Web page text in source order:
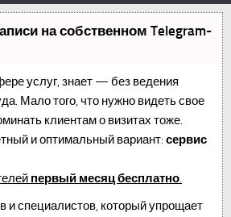
на собственном Telegram-
услуг, знает — без ведения
Мало того, что нужно видеть свое
клиентам о визитах тоже.
и оптимальный вариант: сервис
первый месяц бесплатно.
и специалистов, который упрощает